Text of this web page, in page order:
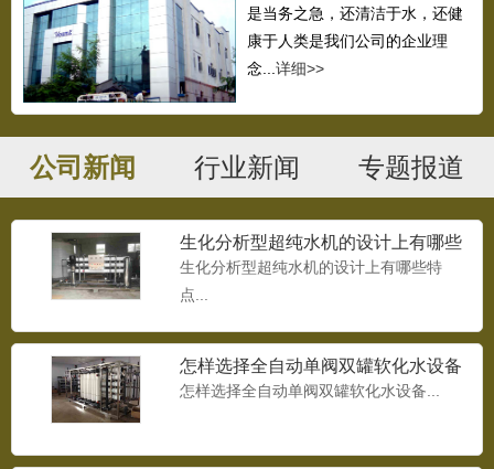
是当务之急，还清洁于水，还健
康于人类是我们公司的企业理
念... 详细>>
公司新闻 行业新闻 专题报道
生化分析型超纯水机的设计上有哪些
特点
生化分析型超纯水机的设计上有哪些特
点...
怎样选择全自动单阀双罐软化水设备
怎样选择全自动单阀双罐软化水设备...